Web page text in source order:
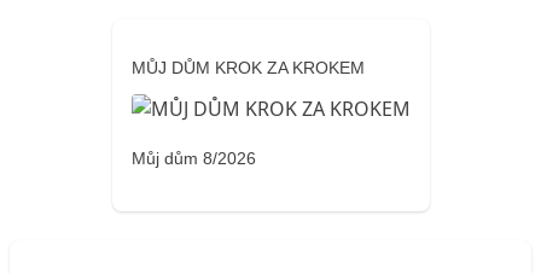
MŮJ DŮM KROK ZA KROKEM
Můj dům 8/2026